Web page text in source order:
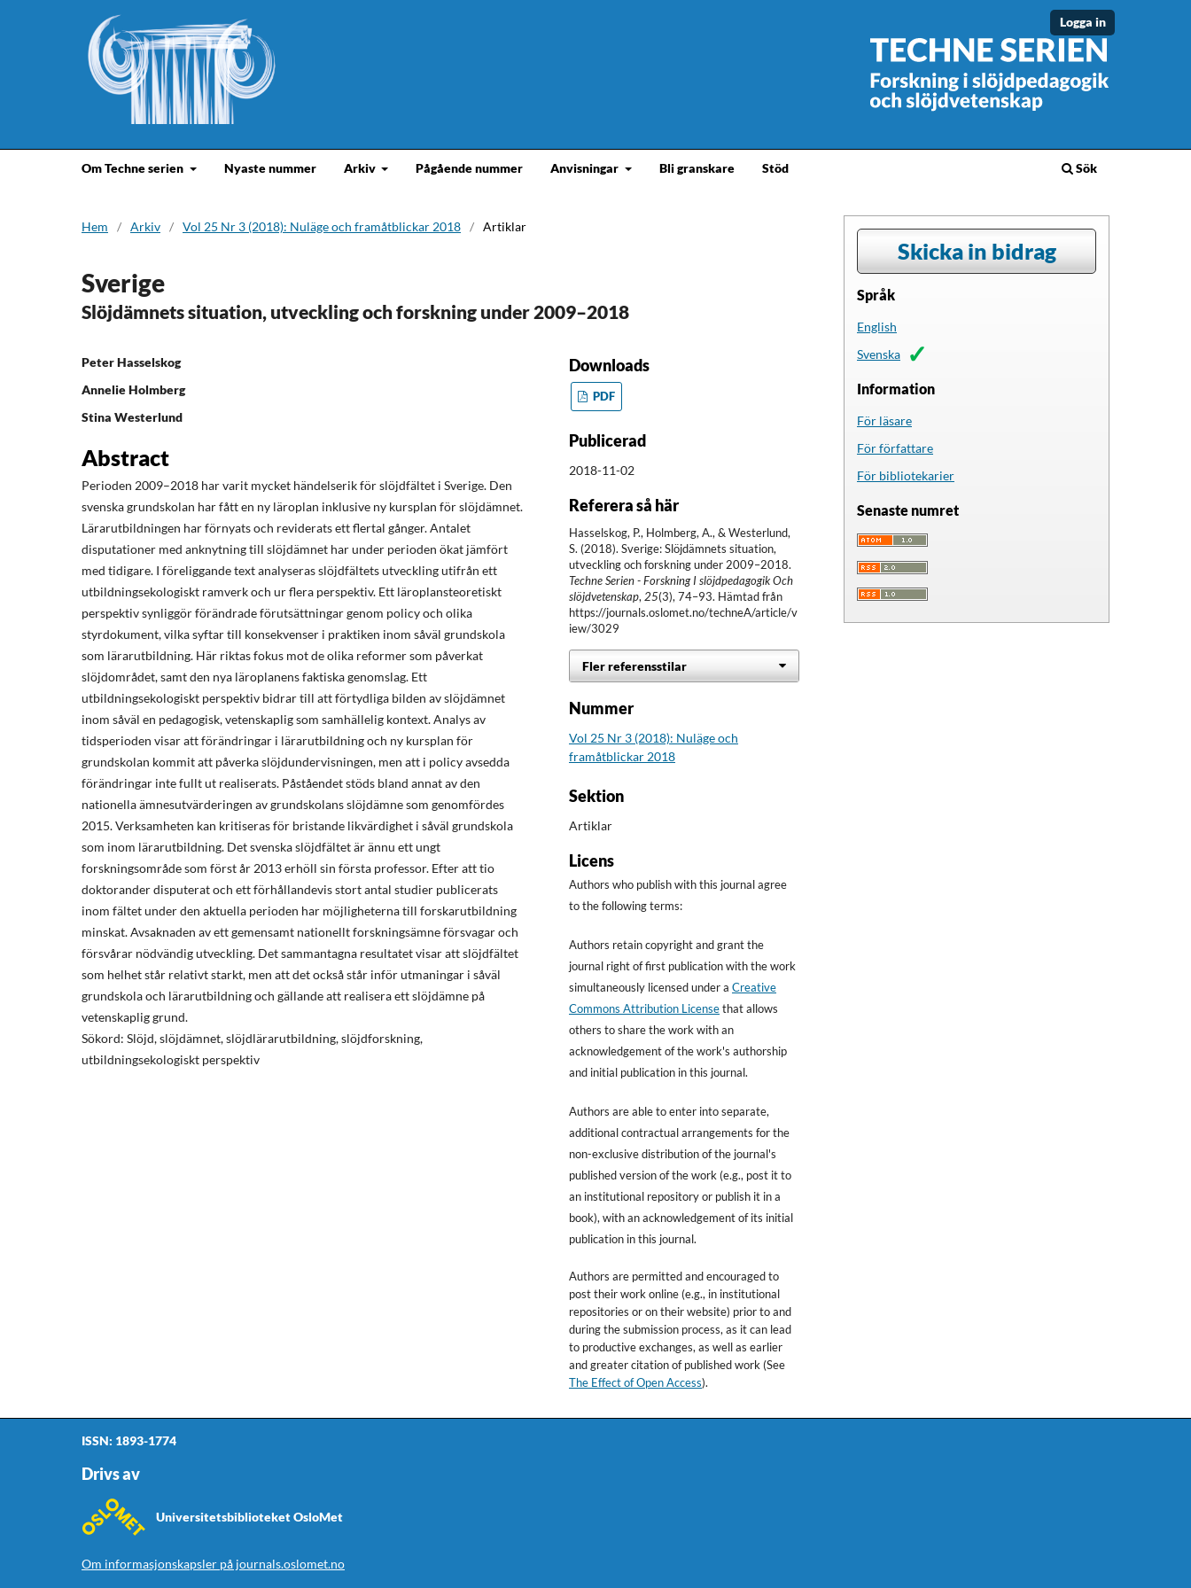
Om Techne serien Nyaste nummer Arkiv Pågående nummer Anvisningar Bli granskare Stöd Sök
Logga in
Hem / Arkiv / Vol 25 Nr 3 (2018): Nuläge och framåtblickar 2018 / Artiklar
Sverige
Slöjdämnets situation, utveckling och forskning under 2009–2018
Peter Hasselskog
Annelie Holmberg
Stina Westerlund
Abstract
Perioden 2009–2018 har varit mycket händelserik för slöjdfältet i Sverige. Den
svenska grundskolan har fått en ny läroplan inklusive ny kursplan för slöjdämnet.
Lärarutbildningen har förnyats och reviderats ett flertal gånger. Antalet
disputationer med anknytning till slöjdämnet har under perioden ökat jämfört
med tidigare. I föreliggande text analyseras slöjdfältets utveckling utifrån ett
utbildningsekologiskt ramverk och ur flera perspektiv. Ett läroplansteoretiskt
perspektiv synliggör förändrade förutsättningar genom policy och olika
styrdokument, vilka syftar till konsekvenser i praktiken inom såväl grundskola
som lärarutbildning. Här riktas fokus mot de olika reformer som påverkat
slöjdområdet, samt den nya läroplanens faktiska genomslag. Ett
utbildningsekologiskt perspektiv bidrar till att förtydliga bilden av slöjdämnet
inom såväl en pedagogisk, vetenskaplig som samhällelig kontext. Analys av
tidsperioden visar att förändringar i lärarutbildning och ny kursplan för
grundskolan kommit att påverka slöjdundervisningen, men att i policy avsedda
förändringar inte fullt ut realiserats. Påståendet stöds bland annat av den
nationella ämnesutvärderingen av grundskolans slöjdämne som genomfördes
2015. Verksamheten kan kritiseras för bristande likvärdighet i såväl grundskola
som inom lärarutbildning. Det svenska slöjdfältet är ännu ett ungt
forskningsområde som först år 2013 erhöll sin första professor. Efter att tio
doktorander disputerat och ett förhållandevis stort antal studier publicerats
inom fältet under den aktuella perioden har möjligheterna till forskarutbildning
minskat. Avsaknaden av ett gemensamt nationellt forskningsämne försvagar och
försvårar nödvändig utveckling. Det sammantagna resultatet visar att slöjdfältet
som helhet står relativt starkt, men att det också står inför utmaningar i såväl
grundskola och lärarutbildning och gällande att realisera ett slöjdämne på
vetenskaplig grund.
Sökord: Slöjd, slöjdämnet, slöjdlärarutbildning, slöjdforskning,
utbildningsekologiskt perspektiv
Downloads
PDF
Publicerad
2018-11-02
Referera så här
Hasselskog, P., Holmberg, A., & Westerlund,
S. (2018). Sverige: Slöjdämnets situation,
utveckling och forskning under 2009–2018.
Techne Serien - Forskning I slöjdpedagogik Och
slöjdvetenskap, 25(3), 74–93. Hämtad från
https://journals.oslomet.no/techneA/article/v
iew/3029
Fler referensstilar
Nummer
Vol 25 Nr 3 (2018): Nuläge och
framåtblickar 2018
Sektion
Artiklar
Licens
Authors who publish with this journal agree
to the following terms:
Authors retain copyright and grant the
journal right of first publication with the work
simultaneously licensed under aCreative
Commons Attribution License that allows
others to share the work with an
acknowledgement of the work's authorship
and initial publication in this journal.
Authors are able to enter into separate,
additional contractual arrangements for the
non-exclusive distribution of the journal's
published version of the work (e.g., post it to
an institutional repository or publish it in a
book), with an acknowledgement of its initial
publication in this journal.
Authors are permitted and encouraged to
post their work online (e.g., in institutional
repositories or on their website) prior to and
during the submission process, as it can lead
to productive exchanges, as well as earlier
and greater citation of published work (See
The Effect of Open Access).
Skicka in bidrag
Språk
English
Svenska
Information
För läsare
För författare
För bibliotekarier
Senaste numret
ISSN: 1893-1774
Drivs av
Universitetsbiblioteket OsloMet
Om informasjonskapsler på journals.oslomet.no